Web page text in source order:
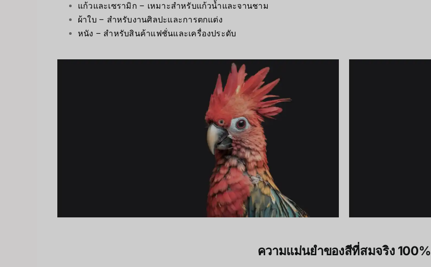
แก้วและเซรามิก – เหมาะสำหรับแก้วน้ำและจานชาม
ผ้าใบ – สำหรับงานศิลปะและการตกแต่ง
หนัง – สำหรับสินค้าแฟชั่นและเครื่องประดับ
ความแม่นยำของสีที่สมจริง 100%